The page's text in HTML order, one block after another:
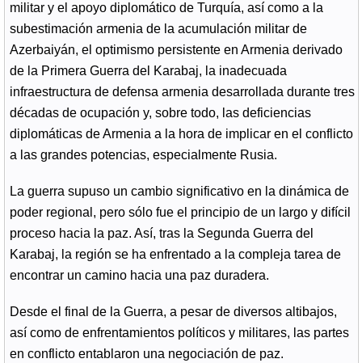
militar y el apoyo diplomático de Turquía, así como a la
subestimación armenia de la acumulación militar de
Azerbaiyán, el optimismo persistente en Armenia derivado
de la Primera Guerra del Karabaj, la inadecuada
infraestructura de defensa armenia desarrollada durante tres
décadas de ocupación y, sobre todo, las deficiencias
diplomáticas de Armenia a la hora de implicar en el conflicto
a las grandes potencias, especialmente Rusia.
La guerra supuso un cambio significativo en la dinámica de
poder regional, pero sólo fue el principio de un largo y difícil
proceso hacia la paz. Así, tras la Segunda Guerra del
Karabaj, la región se ha enfrentado a la compleja tarea de
encontrar un camino hacia una paz duradera.
Desde el final de la Guerra, a pesar de diversos altibajos,
así como de enfrentamientos políticos y militares, las partes
en conflicto entablaron una negociación de paz.